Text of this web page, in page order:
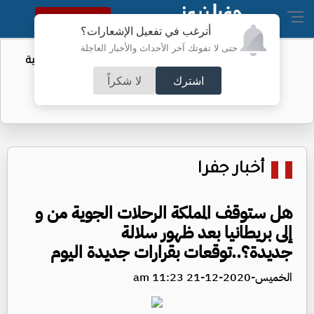
أترغب في تفعيل الإشعارات؟
حتى لا تفوتك آخر الأحداث والأخبار العاجلة
اشترك لا شكراً
النسخة الكاملة
أمر لتقييد حق اكتساب الجنسية الأميركية
بالولادة
أخبار جفرا
هل ستوقف المملكة الرحلات الجوية من و
إلى بريطانيا بعد ظهور سلالة
جديدة؟..توقعات بقرارات جديدة اليوم
الخميس-2020-12-21 11:23 am